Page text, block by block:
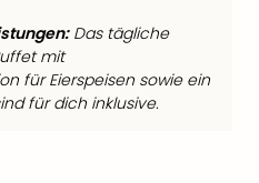
Das tägliche
mit
für Eierspeisen sowie ein
für dich inklusive.